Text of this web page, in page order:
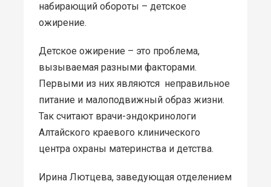
набирающий обороты – детское
ожирение.
Детское ожирение – это проблема,
вызываемая разными факторами.
Первыми из них являются неправильное
питание и малоподвижный образ жизни.
Так считают врачи-эндокринологи
Алтайского краевого клинического
центра охраны материнства и детства.
Ирина Лютцева, заведующая отделением